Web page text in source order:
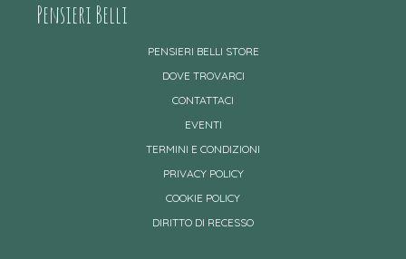
Pensieri Belli
PENSIERI BELLI STORE
DOVE TROVARCI
CONTATTACI
EVENTI
TERMINI E CONDIZIONI
PRIVACY POLICY
COOKIE POLICY
DIRITTO DI RECESSO